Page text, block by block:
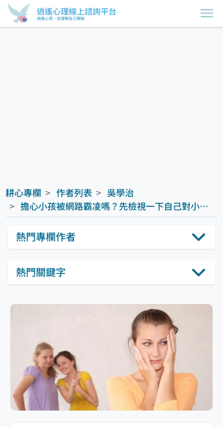
逍遙心理線上諮詢平台
逍遙心境，從理解自己開始
熱門關鍵字
熱門專欄作者
耕心專欄 作者列表
吳學治
擔心小孩被網路霸凌嗎？先檢視一下自己對小孩使用網路的態度吧！